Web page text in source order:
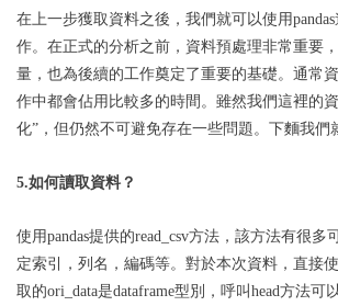
在上一步獲取資料之後，我們就可以使用
作。在正式的分析之前，資料預處理非常重要
量，也為後續的工作奠定了重要的基礎。通常
作中都會佔用比較多的時間。雖然我們這裡的
化”，但仍然不可避免存在一些問題。下麵我們
5.如何讀取資料？
使用pandas提供的read_csv方法，該方法有很多
定索引，列名，編碼等。對於本次資料，直接
取的ori_data是dataframe型別，呼叫head方法可